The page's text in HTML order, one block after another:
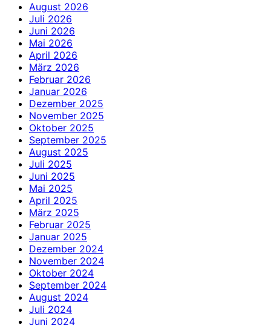
August 2026
Juli 2026
Juni 2026
Mai 2026
April 2026
März 2026
Februar 2026
Januar 2026
Dezember 2025
November 2025
Oktober 2025
September 2025
August 2025
Juli 2025
Juni 2025
Mai 2025
April 2025
März 2025
Februar 2025
Januar 2025
Dezember 2024
November 2024
Oktober 2024
September 2024
August 2024
Juli 2024
Juni 2024